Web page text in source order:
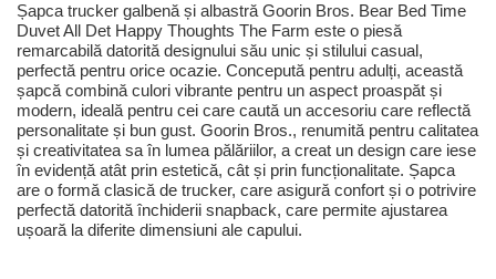
Șapca trucker galbenă și albastră Goorin Bros. Bear Bed Time
Duvet All Det Happy Thoughts The Farm este o piesă
remarcabilă datorită designului său unic și stilului casual,
perfectă pentru orice ocazie. Concepută pentru adulți, această
șapcă combină culori vibrante pentru un aspect proaspăt și
modern, ideală pentru cei care caută un accesoriu care reflectă
personalitate și bun gust. Goorin Bros., renumită pentru calitatea
și creativitatea sa în lumea pălăriilor, a creat un design care iese
în evidență atât prin estetică, cât și prin funcționalitate. Șapca
are o formă clasică de trucker, care asigură confort și o potrivire
perfectă datorită închiderii snapback, care permite ajustarea
ușoară la diferite dimensiuni ale capului.